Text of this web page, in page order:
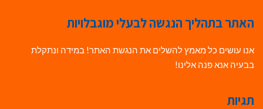
האתר בתהליך הנגשה לבעלי מוגבלויות
אנו עושים כל מאמץ להשלים את הנגשת האתר! במידה ונתקלת
בבעיה אנא פנה אלינו!
תגיות